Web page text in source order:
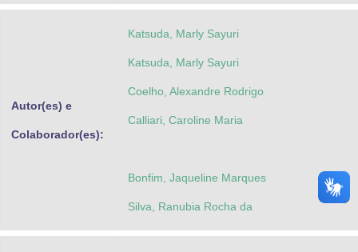
Autor(es) e
Colaborador(es):
Katsuda, Marly Sayuri
Katsuda, Marly Sayuri
Coelho, Alexandre Rodrigo
Calliari, Caroline Maria
Bonfim, Jaqueline Marques
Silva, Ranubia Rocha da